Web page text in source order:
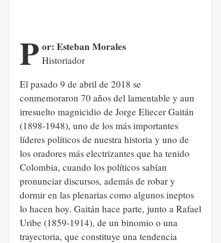
P or: Esteban Morales
Historiador
El pasado 9 de abril de 2018 se
conmemoraron 70 años del lamentable y aun
irresuelto magnicidio de Jorge Eliecer Gaitán
(1898-1948), uno de los más importantes
líderes políticos de nuestra historia y uno de
los oradores más electrizantes que ha tenido
Colombia, cuando los políticos sabían
pronunciar discursos, además de robar y
dormir en las plenarias como algunos ineptos
lo hacen hoy. Gaitán hace parte, junto a Rafael
Uribe (1859-1914), de un binomio o una
trayectoria, que constituye una tendencia